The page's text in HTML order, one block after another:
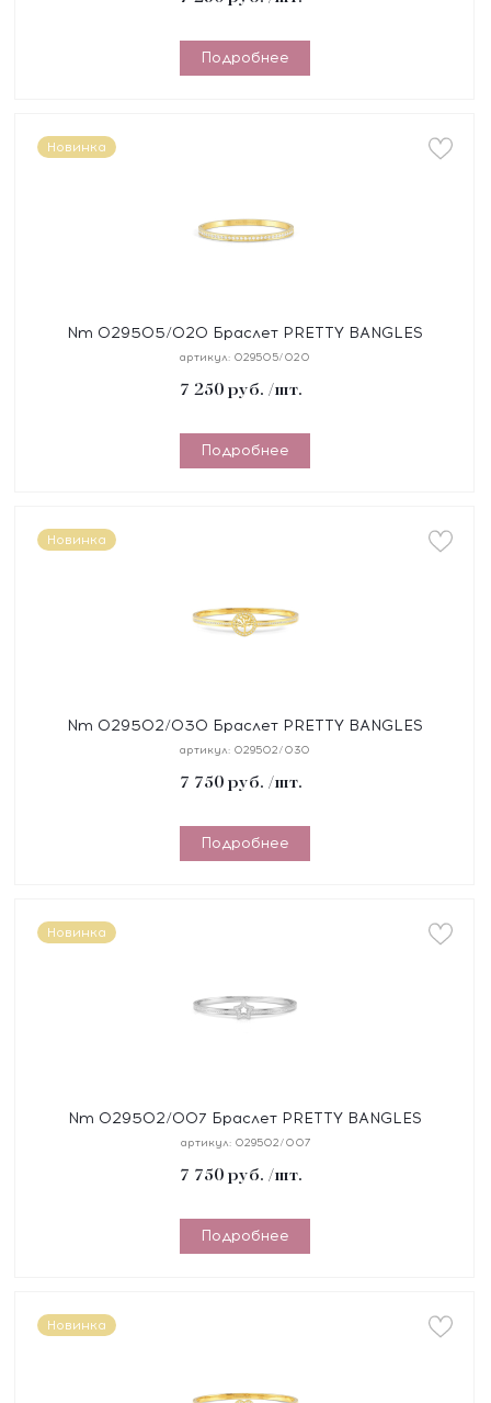
Подробнее
Новинка
Nm 029505/020 Браслет PRETTY BANGLES
размер 17 см, сталь, цирконы белые, покрытие
артикул: 029505/020
7 250 руб. /шт.
Подробнее
Новинка
Nm 029502/030 Браслет PRETTY BANGLES
"ДЕРЕВО ЖИЗНИ" размер 19 см, сталь, цирконы,
артикул: 029502/030
7 750 руб. /шт.
Подробнее
Новинка
Nm 029502/007 Браслет PRETTY BANGLES
"ЗВЕЗДА" размер 19 см, сталь, цирконы
артикул: 029502/007
7 750 руб. /шт.
Подробнее
Новинка